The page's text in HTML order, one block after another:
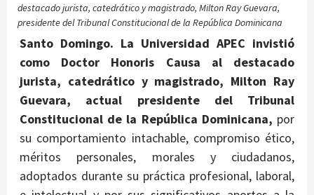
destacado jurista, catedrático y magistrado, Milton Ray Guevara,
presidente del Tribunal Constitucional de la República Dominicana
Santo Domingo. La Universidad APEC invistió
como Doctor Honoris Causa al destacado
jurista, catedrático y magistrado, Milton Ray
Guevara, actual presidente del Tribunal
Constitucional de la República Dominicana, por
su comportamiento intachable, compromiso ético,
méritos personales, morales y ciudadanos,
adoptados durante su práctica profesional, laboral,